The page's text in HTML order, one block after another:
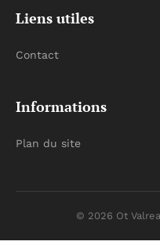
Liens utiles
Contact
Informations
Plan du site
© 2026 Ot